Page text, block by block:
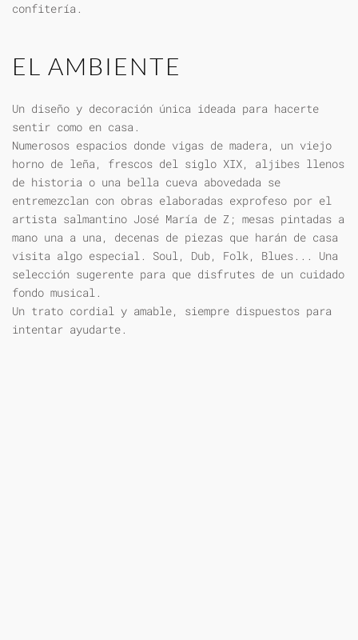
confitería.
EL AMBIENTE
Un diseño y decoración única ideada para hacerte
sentir como en casa.
Numerosos espacios donde vigas de madera, un viejo
horno de leña, frescos del siglo XIX, aljibes llenos
de historia o una bella cueva abovedada se
entremezclan con obras elaboradas exprofeso por el
artista salmantino José María de Z; mesas pintadas a
mano una a una, decenas de piezas que harán de casa
visita algo especial. Soul, Dub, Folk, Blues... Una
selección sugerente para que disfrutes de un cuidado
fondo musical.
Un trato cordial y amable, siempre dispuestos para
intentar ayudarte.